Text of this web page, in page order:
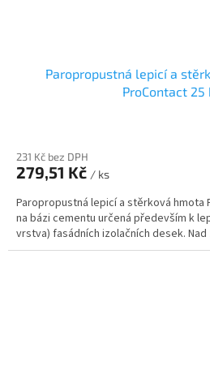
Paropropustná lepicí a
ProContact
produktu
je
z
5
hvězdiček.
231 Kč bez DPH
279,51 Kč / ks
Paropropustná lepicí a stěrková hmota
na bázi cementu určená především k
vrstva) fasádních izolačních desek. Nad